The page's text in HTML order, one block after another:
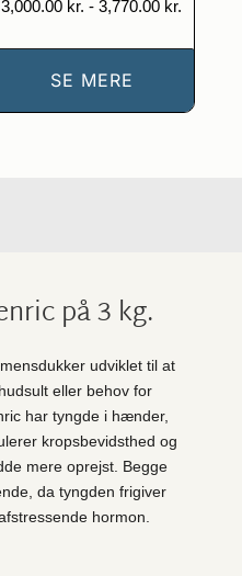
3,000.00 kr. - 3,770.00 kr.
SE MERE
på 3 kg.
udviklet til at
eller behov for
har tyngde i hænder,
kropsbevidsthed og
mere oprejst. Begge
da tyngden frigiver
hormon.